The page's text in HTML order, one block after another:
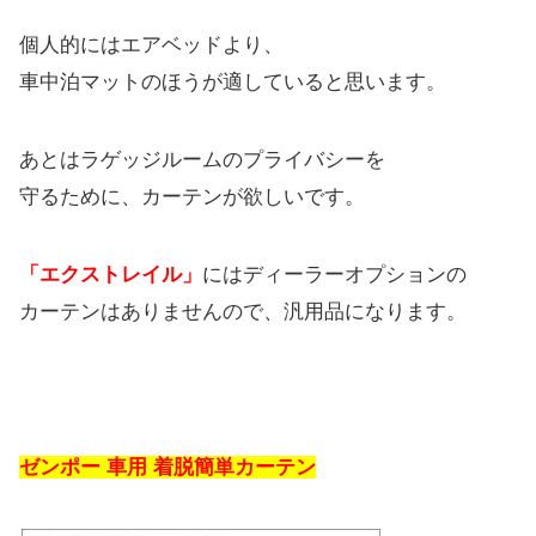
個人的にはエアベッドより、
車中泊マットのほうが適していると思います。
あとはラゲッジルームのプライバシーを
守るために、カーテンが欲しいです。
「エクストレイル」 にはディーラーオプションの
カーテンはありませんので、汎用品になります。
ゼンポー 車用 着脱簡単カーテン